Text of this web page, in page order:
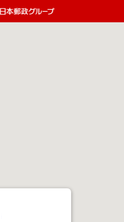
郵便局・日本郵政グループ